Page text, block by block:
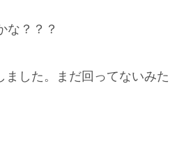
な？？？
ました。まだ回ってないみた